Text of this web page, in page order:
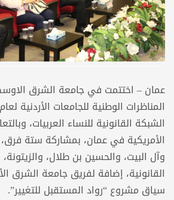
عمان – اختتمت في جامعة الشرق
الشبكة القانونية للنساء العربيات،
الأمريكية في عمان، بمشاركة ستة
وآل البيت، والحسين بن طلال،
القانونية، إضافة لفريق جامعة
سياق مشروع “رواد المستقبل للتغيير”.